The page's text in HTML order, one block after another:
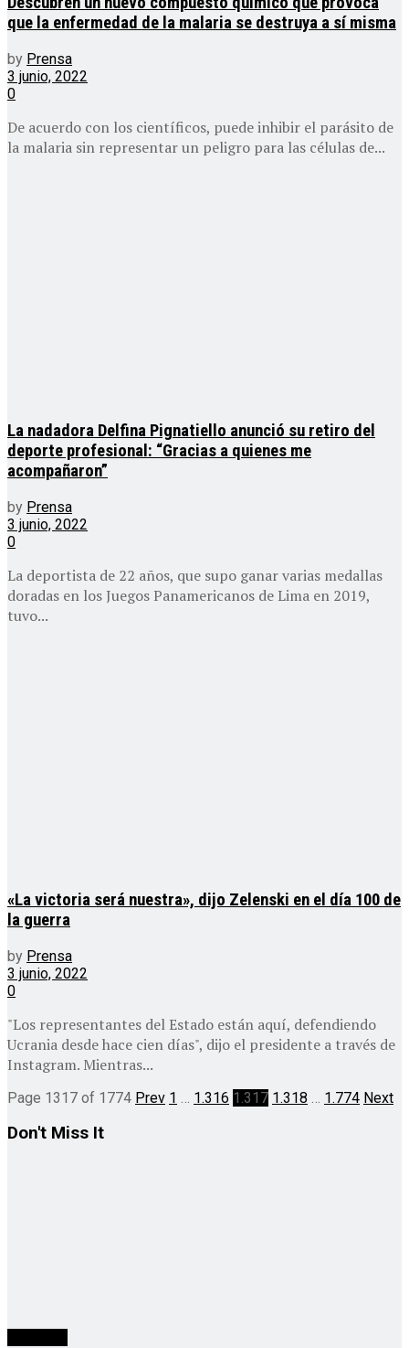
que la enfermedad de la malaria se destruya a sí misma
by Prensa
3 junio, 2022
0
De acuerdo con los científicos, puede inhibir el parásito de
la malaria sin representar un peligro para las células de...
La nadadora Delfina Pignatiello anunció su retiro del
deporte profesional: “Gracias a quienes me
acompañaron”
by Prensa
3 junio, 2022
0
La deportista de 22 años, que supo ganar varias medallas
doradas en los Juegos Panamericanos de Lima en 2019,
tuvo...
«La victoria será nuestra», dijo Zelenski en el día 100 de
la guerra
by Prensa
3 junio, 2022
0
"Los representantes del Estado están aquí, defendiendo
Ucrania desde hace cien días", dijo el presidente a través de
Instagram. Mientras...
Page 1317 of 1774 Prev 1 1.316 1.317 1.318 1.774 Next
Don't Miss It